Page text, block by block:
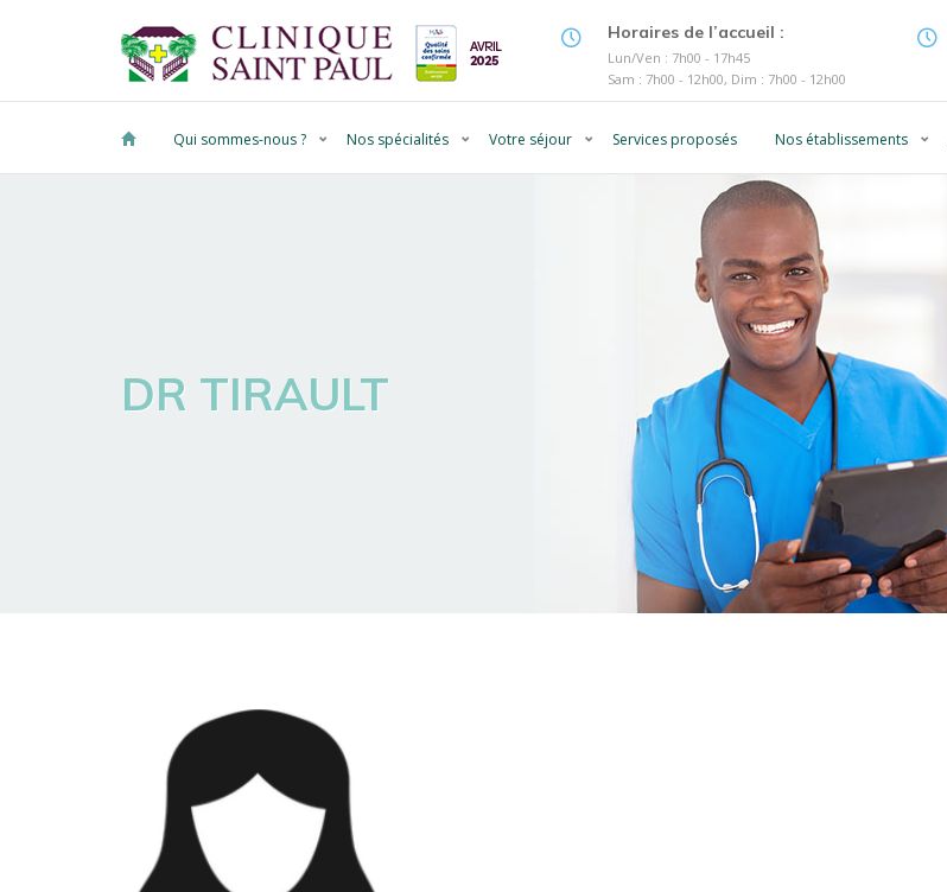
Horaires de l’accueil :
Lun/Ven : 7h00 - 17h45
Sam : 7h00 - 12h00, Dim : 7h00 - 12h00
Qui sommes-nous ? Nos spécialités Votre séjour Services proposés Nos établissements
DR TIRAULT